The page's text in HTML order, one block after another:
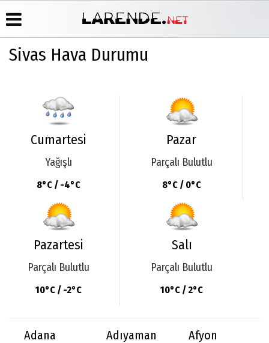
Arşivi
Gazete
Arşivi
Günün
Haberleri
Video
Galeri
Galeri
Sivas Hava Durumu
Cumartesi
Yağışlı
8°C / -4°C
Pazar
Parçalı Bulutlu
8°C / 0°C
Pazartesi
Parçalı Bulutlu
10°C / -2°C
Salı
Parçalı Bulutlu
10°C / 2°C
Adana Adıyaman
Afyon